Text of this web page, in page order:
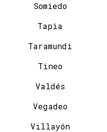
Somiedo
Tapia
Taramundi
Tineo
Valdés
Vegadeo
Villayón